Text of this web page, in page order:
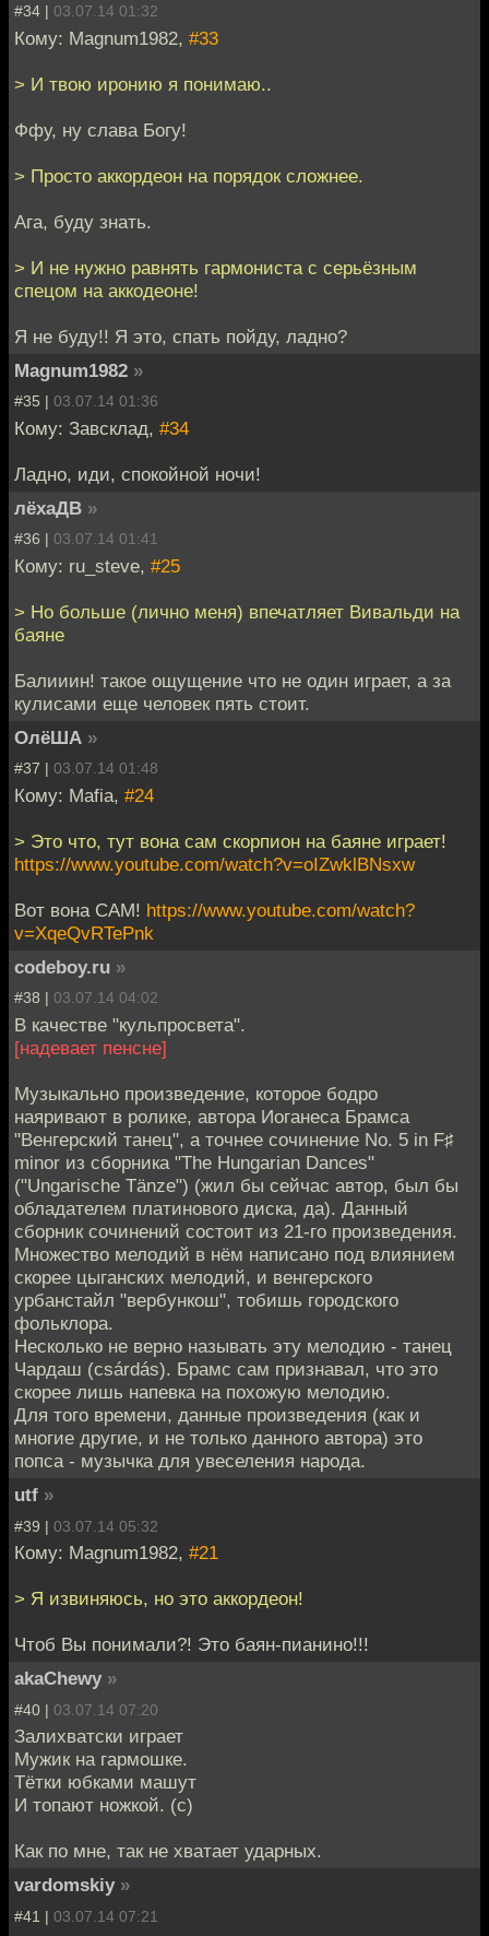
#34 | 03.07.14 01:32
Кому: Magnum1982, #33
> И твою иронию я понимаю..
Ффу, ну слава Богу!
> Просто аккордеон на порядок сложнее.
Ага, буду знать.
> И не нужно равнять гармониста с серьёзным
спецом на аккодеоне!
Я не буду!! Я это, спать пойду, ладно?
Magnum1982 »
#35 | 03.07.14 01:36
Кому: Завсклад, #34
Ладно, иди, спокойной ночи!
лёхаДВ »
#36 | 03.07.14 01:41
Кому: ru_steve, #25
> Но больше (лично меня) впечатляет Вивальди на
баяне
Балииин! такое ощущение что не один играет, а за
кулисами еще человек пять стоит.
ОлёША »
#37 | 03.07.14 01:48
Кому: Mafia, #24
> Это что, тут вона сам скорпион на баяне играет!
https://www.youtube.com/watch?v=oIZwklBNsxw
Вот вона САМ! https://www.youtube.com/watch?
v=XqeQvRTePnk
codeboy.ru »
#38 | 03.07.14 04:02
В качестве "кульпросвета".
[надевает пенсне]
Музыкально произведение, которое бодро
наяривают в ролике, автора Иоганеса Брамса
"Венгерский танец", а точнее сочинение No. 5 in F♯
minor из сборника "The Hungarian Dances"
("Ungarische Tänze") (жил бы сейчас автор, был бы
обладателем платинового диска, да). Данный
сборник сочинений состоит из 21-го произведения.
Множество мелодий в нём написано под влиянием
скорее цыганских мелодий, и венгерского
урбанстайл "вербункош", тобишь городского
фольклора.
Несколько не верно называть эту мелодию - танец
Чардаш (csárdás). Брамс сам признавал, что это
скорее лишь напевка на похожую мелодию.
Для того времени, данные произведения (как и
многие другие, и не только данного автора) это
попса - музычка для увеселения народа.
utf »
#39 | 03.07.14 05:32
Кому: Magnum1982, #21
> Я извиняюсь, но это аккордеон!
Чтоб Вы понимали?! Это баян-пианино!!!
akaChewy »
#40 | 03.07.14 07:20
Залихватски играет
Мужик на гармошке.
Тётки юбками машут
И топают ножкой. (с)
Как по мне, так не хватает ударных.
vardomskiy »
#41 | 03.07.14 07:21